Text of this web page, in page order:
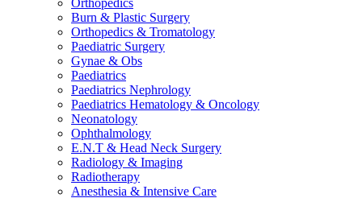
Orthopedics
Burn & Plastic Surgery
Orthopedics & Tromatology
Paediatric Surgery
Gynae & Obs
Paediatrics
Paediatrics Nephrology
Paediatrics Hematology & Oncology
Neonatology
Ophthalmology
E.N.T & Head Neck Surgery
Radiology & Imaging
Radiotherapy
Anesthesia & Intensive Care